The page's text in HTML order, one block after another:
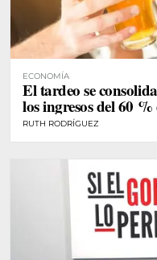
ECONOMÍA
El tardeo se
los ingresos del 60 %
RUTH RODRÍGUEZ